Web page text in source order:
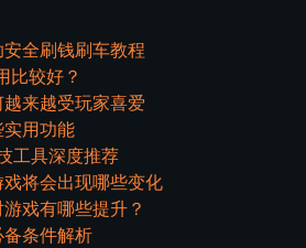
全刷钱刷车教程
比较好？
来越受玩家喜爱
用功能
工具深度推荐
将会出现哪些变化
戏有哪些提升？
条件解析